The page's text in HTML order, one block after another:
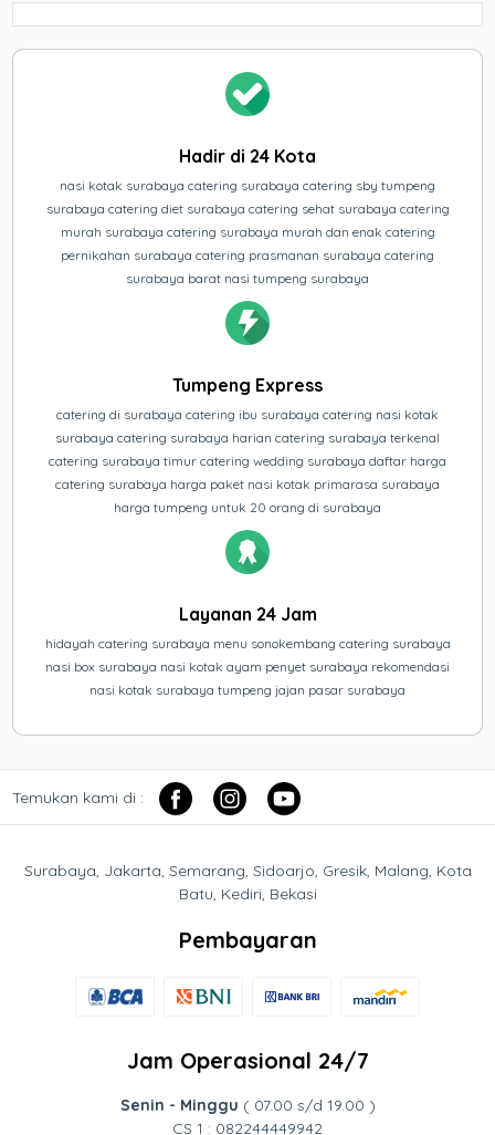
Hadir di 24 Kota
nasi kotak surabaya catering surabaya catering sby tumpeng
surabaya catering diet surabaya catering sehat surabaya catering
murah surabaya catering surabaya murah dan enak catering
pernikahan surabaya catering prasmanan surabaya catering
surabaya barat nasi tumpeng surabaya
Tumpeng Express
catering di surabaya catering ibu surabaya catering nasi kotak
surabaya catering surabaya harian catering surabaya terkenal
catering surabaya timur catering wedding surabaya daftar harga
catering surabaya harga paket nasi kotak primarasa surabaya
harga tumpeng untuk 20 orang di surabaya
Layanan 24 Jam
hidayah catering surabaya menu sonokembang catering surabaya
nasi box surabaya nasi kotak ayam penyet surabaya rekomendasi
nasi kotak surabaya tumpeng jajan pasar surabaya
Temukan kami di :
Surabaya, Jakarta, Semarang, Sidoarjo, Gresik, Malang, Kota
Batu, Kediri, Bekasi
Pembayaran
Jam Operasional 24/7
Senin - Minggu ( 07.00 s/d 19.00 )
CS 1 : 082244449942